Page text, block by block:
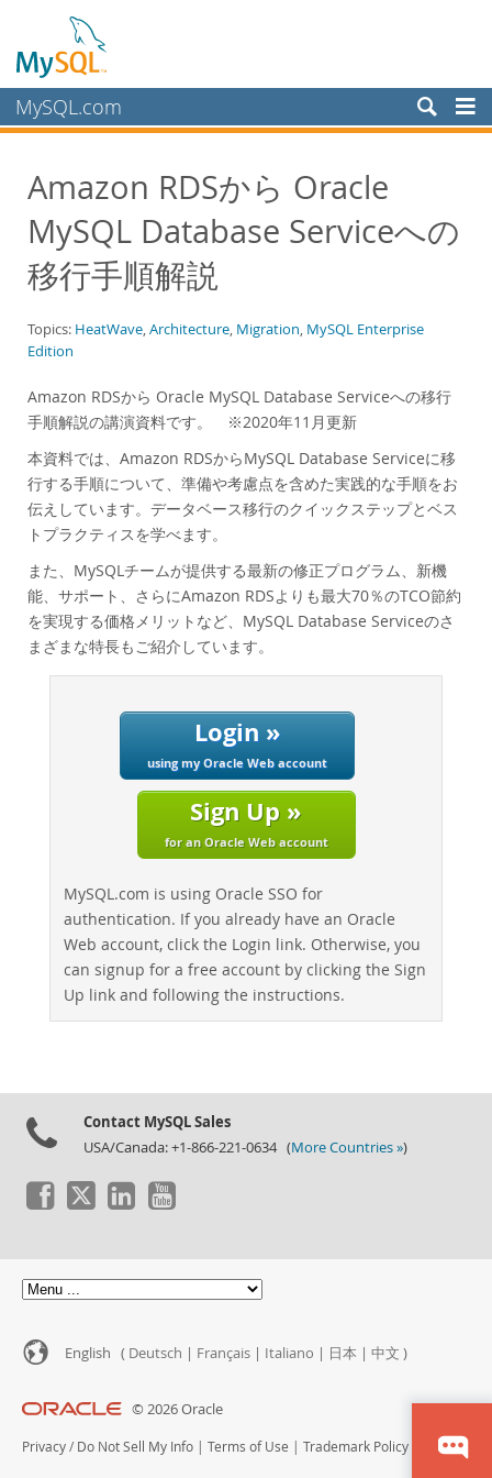
MySQL.com
Services
Partners
Customers
White Papers
Videos
Case Studies
Books
Performance
Benchmarks
Migration
TCO Savings
Industries
News & Events
Documentation
Amazon RDSから Oracle
MySQL Database Serviceへの
移行手順解説
Topics: HeatWave,Architecture, Migration, MySQL Enterprise
Edition
Amazon RDSから Oracle MySQL Database Serviceへの移行
手順解説の講演資料です。 ※2020年11月更新
本資料では、Amazon RDSからMySQL Database Serviceに移
行する手順について、準備や考慮点を含めた実践的な手順をお
伝えしています。データベース移行のクイックステップとベス
トプラクティスを学べます。
また、MySQLチームが提供する最新の修正プログラム、新機
能、サポート、さらにAmazon RDSよりも最大70％のTCO節約
を実現する価格メリットなど、MySQL Database Serviceのさ
まざまな特長もご紹介しています。
Login »
using my Oracle Web account
Sign Up »
for an Oracle Web account
MySQL.com is using Oracle SSO for
authentication. If you already have an Oracle
Web account, click the Login link. Otherwise, you
can signup for a free account by clicking the Sign
Up link and following the instructions.
Contact MySQL Sales
USA/Canada: +1-866-221-0634 (More Countries »)
English ( Deutsch | Français | Italiano | 日本 | 中文 )
© 2026 Oracle
Privacy / Do Not Sell My Info | Terms of Use | Trademark Policy